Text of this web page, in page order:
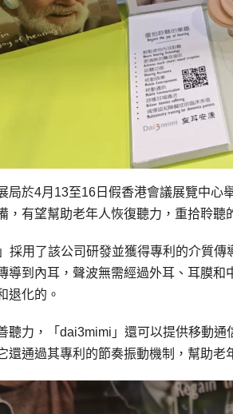
局於4月13至16日假香港會議展覽中心
，有望幫助老年人恢復聽力，重拾聆聽
採用了該公司研發並獲得專利的介質
導到內耳，聲波無需經過外耳、耳膜
退化的。
聽力，「dai3mimi」還可以提供移動
還通過其專利的節奏振動機制，幫助老